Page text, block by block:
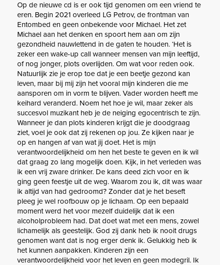
Op de nieuwe cd is er ook tijd genomen om een vriend te
eren. Begin 2021 overleed LG Petrov, de frontman van
Entombed en geen onbekende voor Michael. Het zet
Michael aan het denken en spoort hem aan om zijn
gezondheid nauwlettend in de gaten te houden. ‘Het is
zeker een wake-up call wanneer mensen van mijn leeftijd,
of nog jonger, plots overlijden. Om wat voor reden ook.
Natuurlijk zie je erop toe dat je een beetje gezond kan
leven, maar bij mij zijn het vooral mijn kinderen die me
aansporen om in vorm te blijven. Vader worden heeft me
keihard veranderd. Noem het hoe je wil, maar zeker als
succesvol muzikant heb je de neiging egocentrisch te zijn.
Wanneer je dan plots kinderen krijgt die je doodgraag
ziet, voel je ook dat zij rekenen op jou. Ze kijken naar je
op en hangen af van wat jij doet. Het is mijn
verantwoordelijkheid om hen het beste te geven en ik wil
dat graag zo lang mogelijk doen. Kijk, in het verleden was
ik een vrij zware drinker. De kans deed zich voor en ik
ging geen feestje uit de weg. Waarom zou ik, dit was waar
ik altijd van had gedroomd? Zonder dat je het beseft
pleeg je wel roofbouw op je lichaam. Op een bepaald
moment werd het voor mezelf duidelijk dat ik een
alcoholprobleem had. Dat doet wat met een mens, zowel
lichamelijk als geestelijk. God zij dank heb ik nooit drugs
genomen want dat is nog erger denk ik. Gelukkig heb ik
het kunnen aanpakken. Kinderen zijn een
verantwoordelijkheid voor het leven en geen modegril. Ik